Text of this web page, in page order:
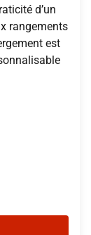
d’un
rangements
est